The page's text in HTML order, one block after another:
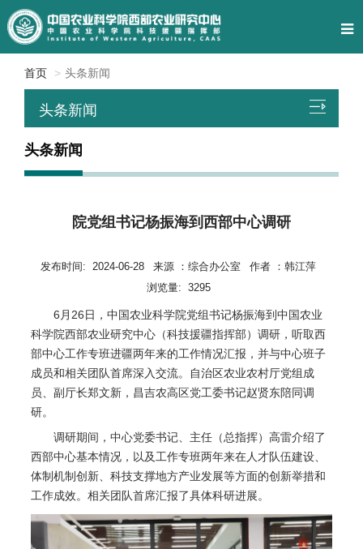
首页 头条新闻
头条新闻
头条新闻
院党组书记杨振海到西部中心调研
发布时间: 2024-06-28 来源 ： 综合办公室 作者 ：韩江萍
浏览量:
3295
6月26日，中国农业科学院党组书记杨振海到中国农业
科学院西部农业研究中心（科技援疆指挥部）调研，听取西
部中心工作专班进疆两年来的工作情况汇报，并与中心班子
成员和相关团队首席深入交流。自治区农业农村厅党组成
员、副厅长郑文新，昌吉农高区党工委书记赵贤东陪同调
研。
调研期间，中心党委书记、主任（总指挥）高雷介绍了
西部中心基本情况，以及工作专班两年来在人才队伍建设、
体制机制创新、科技支撑地方产业发展等方面的创新举措和
工作成效。相关团队首席汇报了具体科研进展。